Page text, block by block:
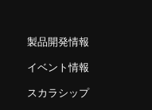
製品開発情報
イベント情報
スカラシップ